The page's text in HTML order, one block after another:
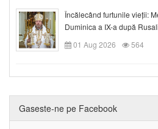
Încălecând furtunile vieții:
Duminica a IX-a după
01 Aug 2026
564
Gaseste-ne pe Facebook